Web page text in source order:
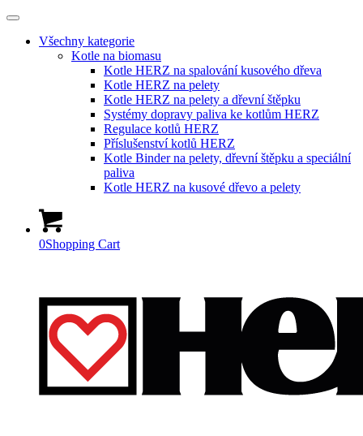
Všechny kategorie
Kotle na biomasu
Kotle HERZ na spalování kusového dřeva
Kotle HERZ na pelety
Kotle HERZ na pelety a dřevní štěpku
Systémy dopravy paliva ke kotlům HERZ
Regulace kotlů HERZ
Příslušenství kotlů HERZ
Kotle Binder na pelety, dřevní štěpku a speciální
paliva
Kotle HERZ na kusové dřevo a pelety
0Shopping Cart